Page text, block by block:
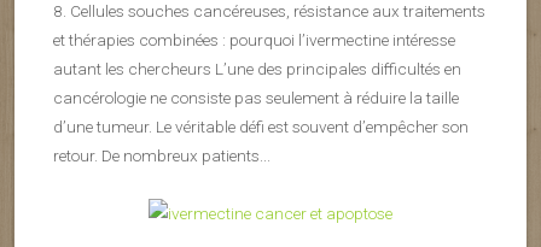
8. Cellules souches cancéreuses, résistance aux traitements
et thérapies combinées : pourquoi l’ivermectine intéresse
autant les chercheurs L’une des principales difficultés en
cancérologie ne consiste pas seulement à réduire la taille
d’une tumeur. Le véritable défi est souvent d’empêcher son
retour. De nombreux patients...